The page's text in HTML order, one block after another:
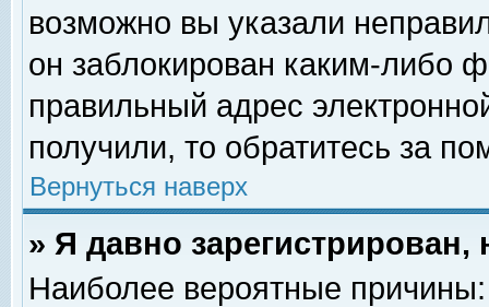
возможно вы указали
он заблокирован каким-либо
правильный адрес
получили, то обратитесь за
Вернуться наверх
» Я давно
Наиболее вероятные